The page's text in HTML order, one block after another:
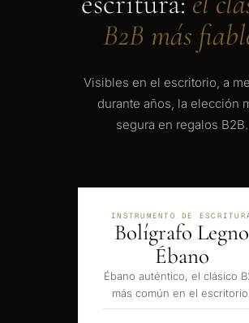
B2B más
Visibles en el escritorio, a
durante años, la elección
segura en regalos B2B.
INSTRUMENTO DE
Bolígrafo Legno
Ébano
Ébano auténtico, el clásico
más común en el escritorio.